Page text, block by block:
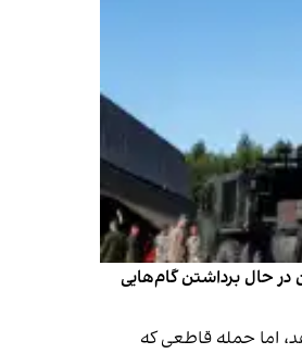
در حال برداشتن گام‌هایی
اما حمله قاطعی که